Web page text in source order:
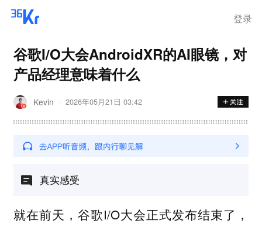
登录
谷歌I/O大会AndroidXR的AI眼镜，对
产品经理意味着什么
Kevin 2026年05月21日 03:42
真实感受
就在前天，谷歌I/O大会正式发布结束了，